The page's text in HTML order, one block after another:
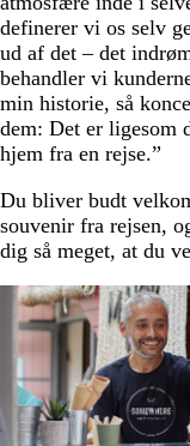
definerer vi os selv
ud af det – det
behandler vi
min historie, så
dem: Det er ligesom
hjem fra en rejse.”
Du bliver budt
souvenir fra rejsen,
dig så meget, at du